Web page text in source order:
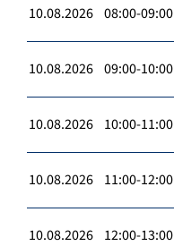
10.08.2026 08:00-09:00
10.08.2026 09:00-10:00
10.08.2026 10:00-11:00
10.08.2026 11:00-12:00
10.08.2026 12:00-13:00